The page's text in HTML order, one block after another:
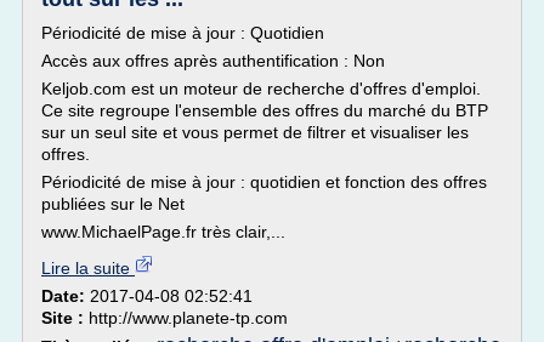
Périodicité de mise à jour : Quotidien
Accès aux offres après authentification : Non
Keljob.com est un moteur de recherche d'offres d'emploi.
Ce site regroupe l'ensemble des offres du marché du BTP
sur un seul site et vous permet de filtrer et visualiser les
offres.
Périodicité de mise à jour : quotidien et fonction des offres
publiées sur le Net
www.MichaelPage.fr très clair,...
Lire la suite
Date: 2017-04-08 02:52:41
Site : http://www.planete-tp.com